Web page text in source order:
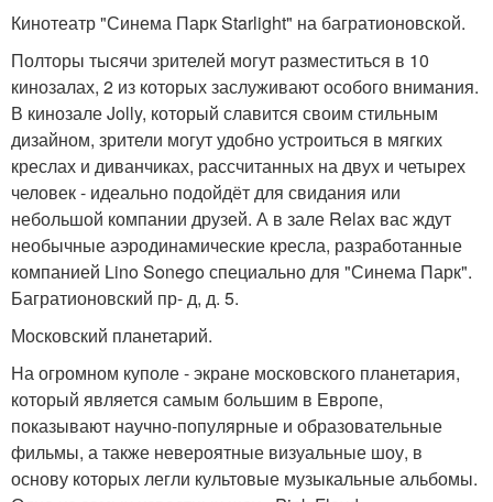
Кинотеатр "Синема Парк Starlight" на багратионовской.
Полторы тысячи зрителей могут разместиться в 10
кинозалах, 2 из которых заслуживают особого внимания.
В кинозале Jolly, который славится своим стильным
дизайном, зрители могут удобно устроиться в мягких
креслах и диванчиках, рассчитанных на двух и четырех
человек - идеально подойдёт для свидания или
небольшой компании друзей. А в зале Relax вас ждут
необычные аэродинамические кресла, разработанные
компанией Lino Sonego специально для "Синема Парк".
Багратионовский пр- д, д. 5.
Московский планетарий.
На огромном куполе - экране московского планетария,
который является самым большим в Европе,
показывают научно-популярные и образовательные
фильмы, а также невероятные визуальные шоу, в
основу которых легли культовые музыкальные альбомы.